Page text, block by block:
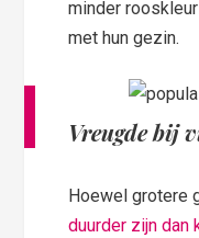
minder
met hun gezin.
Vreugde bij
Hoewel grotere
duurder zijn dan